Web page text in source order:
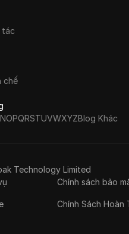
tác
chế
NOPQRSTUVWXYZBlog Khác
Technology Limited
Chính sách bảo
Chính Sách Hoàn